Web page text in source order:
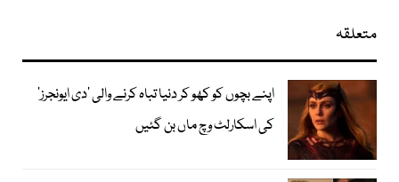
متعلقہ
اپنے بچوں کو کھو کر دنیا تباہ کرنے والی ’دی ایونجرز‘
کی اسکارلٹ وچ ماں بن گئیں